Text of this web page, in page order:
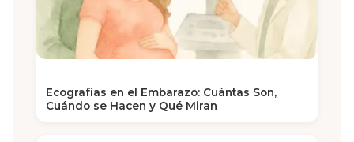
Ecografías en el Embarazo: Cuántas Son,
Cuándo se Hacen y Qué Miran